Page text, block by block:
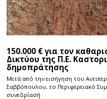
150.000 € για τον
Δικτύου της Π.Ε.
δημοπράτησης
Μετά από την εισήγηση του
Σαββόπουλου, το Περιφερειακό
συνεδρίασή